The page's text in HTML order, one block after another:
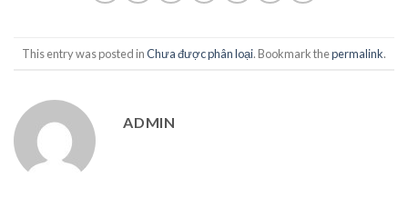
This entry was posted inChưa được phân loại. Bookmark thepermalink.
ADMIN